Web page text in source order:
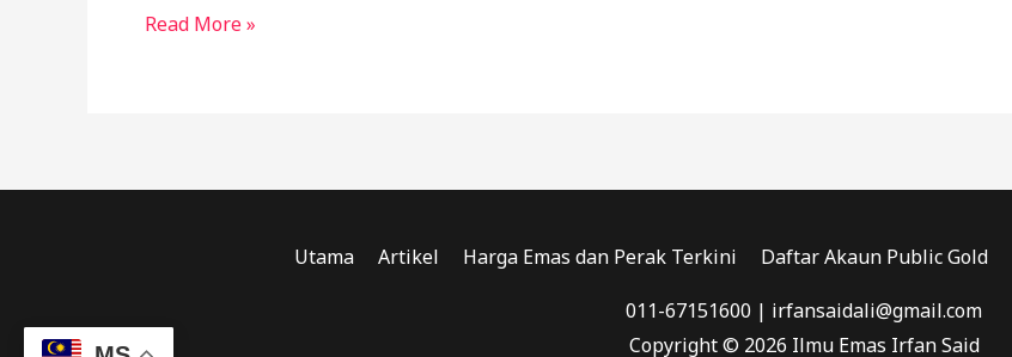
Read More »
Utama Artikel Harga Emas dan Perak Terkini Daftar Akaun Public Gold
011-67151600 | irfansaidali@gmail.com
Copyright © 2026 Ilmu Emas Irfan Said